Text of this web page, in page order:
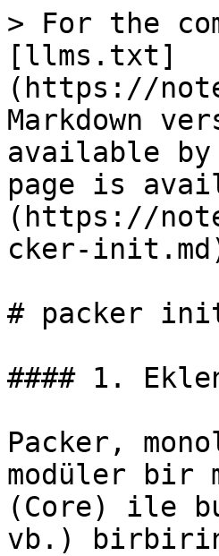
> For the
[llms.txt]
(https://
Markdown
available by
page is
(https://
cker-
# packer
#### 1.
Packer,
modüler bir
(Core) ile
vb.)